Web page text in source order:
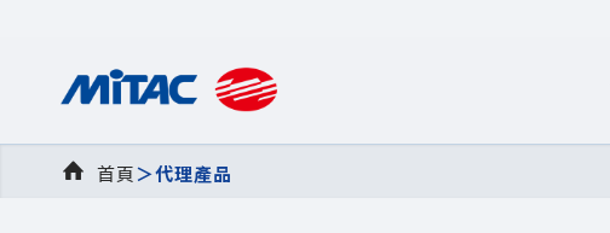
首頁＞代理產品